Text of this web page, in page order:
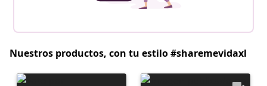
Nuestros productos, con tu estilo #sharemevidaxl